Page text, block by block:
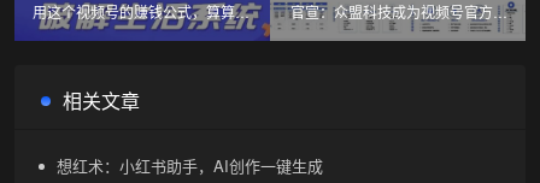
用这个视频号的赚钱公式，算算你
的视频号能赚钱吗？
官宣：众盟科技成为视频号官方服
务商
相关文章
想红术：小红书助手，AI创作一键生成